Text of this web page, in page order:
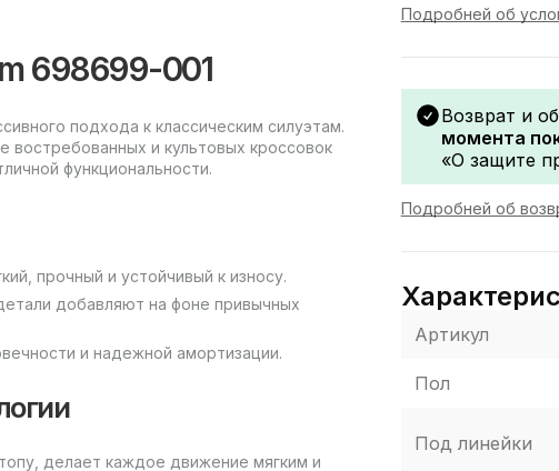
698699-001
подхода к классическим силуэтам.
востребованных и культовых кроссовок
функциональности.
прочный и устойчивый к износу.
добавляют на фоне привычных
и надежной амортизации.
делает каждое движение мягким и
Подробней об
Возврат и
момента
«О защите
Подробней об
Артикул
Пол
Под линейки